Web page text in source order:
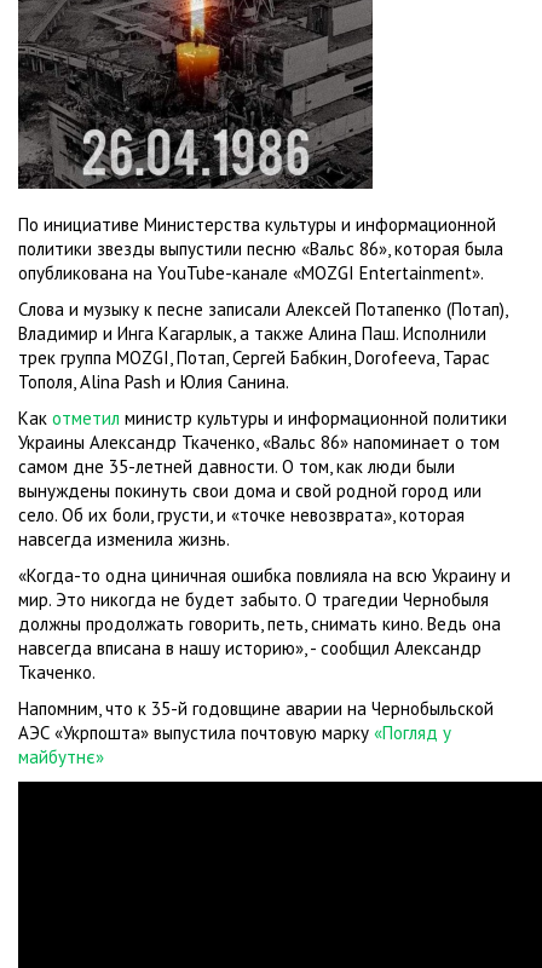
По инициативе Министерства культуры и информационной
политики звезды выпустили песню «Вальс 86», которая была
опубликована на YouTube-канале «MOZGI Entertainment».
Слова и музыку к песне записали Алексей Потапенко (Потап),
Владимир и Инга Кагарлык, а также Алина Паш. Исполнили
трек группа MOZGI, Потап, Сергей Бабкин, Dorofeeva, Тарас
Тополя, Alina Pash и Юлия Санина.
Как отметил министр культуры и информационной политики
Украины Александр Ткаченко, «Вальс 86» напоминает о том
самом дне 35-летней давности. О том, как люди были
вынуждены покинуть свои дома и свой родной город или
село. Об их боли, грусти, и «точке невозврата», которая
навсегда изменила жизнь.
«Когда-то одна циничная ошибка повлияла на всю Украину и
мир. Это никогда не будет забыто. О трагедии Чернобыля
должны продолжать говорить, петь, снимать кино. Ведь она
навсегда вписана в нашу историю», - сообщил Александр
Ткаченко.
Напомним, что к 35-й годовщине аварии на Чернобыльской
АЭС «Укрпошта» выпустила почтовую марку «Погляд у
майбутнє»